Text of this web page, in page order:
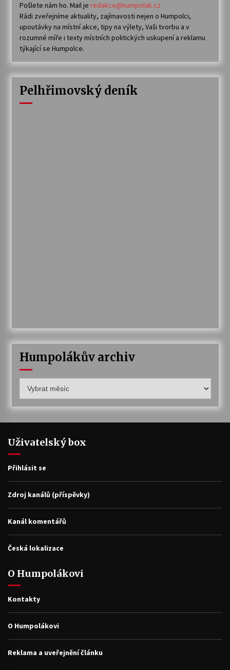
Pošlete nám ho. Mail je redakce@humpolak.cz
Rádi zveřejníme aktuality, zajímavosti nejen o Humpolci,
upoutávky na místní akce, tipy na výlety, Vaši tvorbu a v
rozumné míře i texty místních politických uskupení a reklamu
týkající se Humpolce.
Pelhřimovský deník
Humpolákův archiv
archiv
Uživatelský box
Přihlásit se
Zdroj kanálů (příspěvky)
Kanál komentářů
Česká lokalizace
O Humpolákovi
Kontakty
O Humpolákovi
Reklama a uveřejnění článku